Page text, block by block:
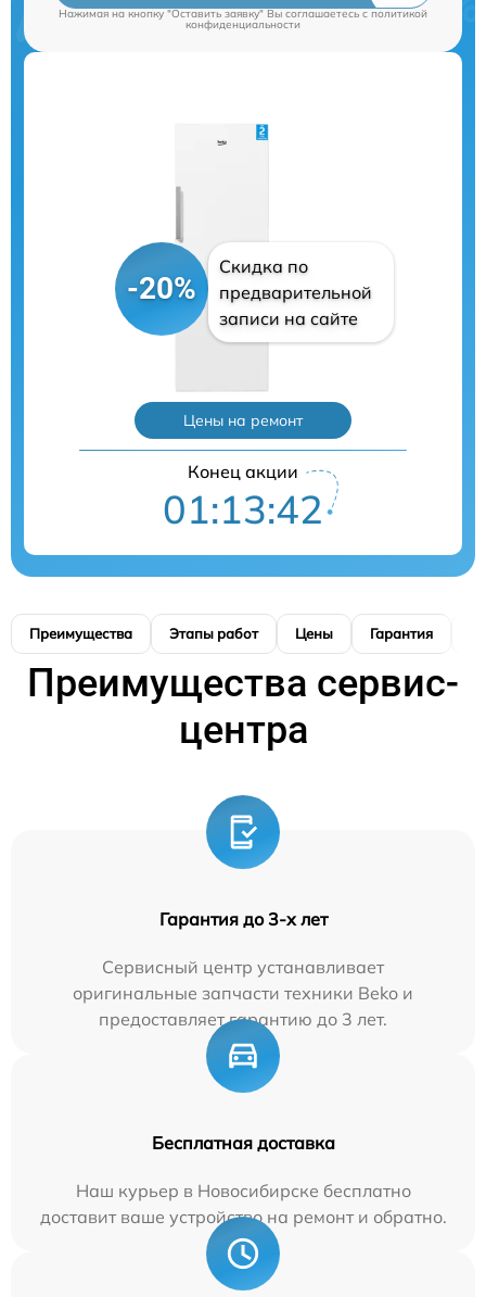
Нажимая на кнопку "Оставить заявку" Вы соглашаетесь c политикой
конфиденциальности
-20%
Скидка по
предварительной
записи на сайте
Цены на ремонт
Конец акции
01:13:41
Преимущества Этапы работ Цены Гарантия
Преимущества сервис-
центра
Гарантия до 3-х лет
Сервисный центр устанавливает
оригинальные запчасти техники Beko и
предоставляет гарантию до 3 лет.
Бесплатная доставка
Наш курьер в Новосибирске бесплатно
доставит ваше устройство на ремонт и обратно.